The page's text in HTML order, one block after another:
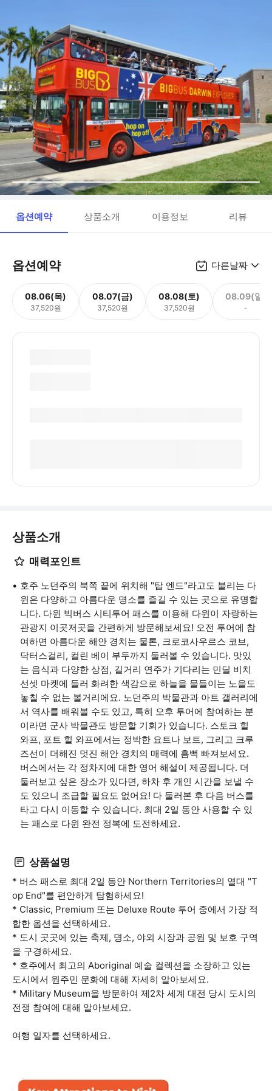
옵션예약 상품소개 이용정보 리뷰
옵션예약 다른날짜
08.06(목)
37,520원
08.07(금)
37,520원
08.08(토)
37,520원
08.09(일)
-
상품소개
매력포인트
호주 노던주의 북쪽 끝에 위치해 "탑 엔드"라고도 불리는 다
윈은 다양하고 아름다운 명소를 즐길 수 있는 곳으로 유명합
니다. 다윈 빅버스 시티투어 패스를 이용해 다윈이 자랑하는
관광지 이곳저곳을 간편하게 방문해보세요! 오전 투어에 참
여하면 아름다운 해안 경치는 물론, 크로코사우르스 코브,
닥터스걸리, 컬린 베이 부두까지 둘러볼 수 있습니다. 맛있
는 음식과 다양한 상점, 길거리 연주가 기다리는 민딜 비치
선셋 마켓에 들러 화려한 색감으로 하늘을 물들이는 노을도
놓칠 수 없는 볼거리에요. 노던주의 박물관과 아트 갤러리에
서 역사를 배워볼 수도 있고, 특히 오후 투어에 참여하는 분
이라면 군사 박물관도 방문할 기회가 있습니다. 스토크 힐
와프, 포트 힐 와프에서는 정박한 요트나 보트, 그리고 크루
즈선이 더해진 멋진 해안 경치의 매력에 흠뻑 빠져보세요.
버스에서는 각 정차지에 대한 영어 해설이 제공됩니다. 더
둘러보고 싶은 장소가 있다면, 하차 후 개인 시간을 보낼 수
도 있으니 조급할 필요도 없어요! 다 둘러본 후 다음 버스를
타고 다시 이동할 수 있습니다. 최대 2일 동안 사용할 수 있
는 패스로 다윈 완전 정복에 도전하세요.
상품설명
* 버스 패스로 최대 2일 동안 Northern Territories의 열대 "T
op End"를 편안하게 탐험하세요!
* Classic, Premium 또는 Deluxe Route 투어 중에서 가장 적
합한 옵션을 선택하세요.
* 도시 곳곳에 있는 축제, 명소, 야외 시장과 공원 및 보호 구역
을 구경하세요.
* 호주에서 최고의 Aboriginal 예술 컬렉션을 소장하고 있는
도시에서 원주민 문화에 대해 자세히 알아보세요.
* Military Museum을 방문하여 제2차 세계 대전 당시 도시의
전쟁 참여에 대해 알아보세요.
여행 일자를 선택하세요.